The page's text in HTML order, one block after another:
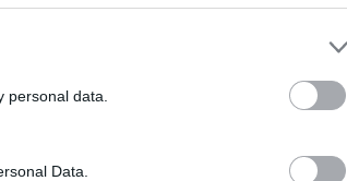
personal data.
Data.